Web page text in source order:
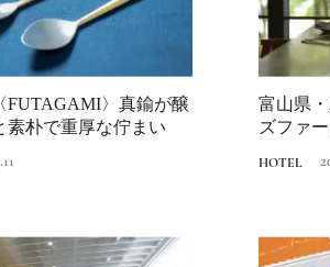
FUTAGAMI〉真鍮が醸
素朴で重厚な佇まい
富山県
ズファ
HOTEL
Ento
来の